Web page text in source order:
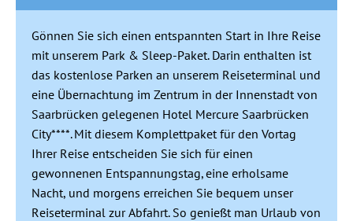
Gönnen Sie sich einen entspannten Start in Ihre Reise
mit unserem Park & Sleep-Paket. Darin enthalten ist
das kostenlose Parken an unserem Reiseterminal und
eine Übernachtung im Zentrum in der Innenstadt von
Saarbrücken gelegenen Hotel Mercure Saarbrücken
City****. Mit diesem Komplettpaket für den Vortag
Ihrer Reise entscheiden Sie sich für einen
gewonnenen Entspannungstag, eine erholsame
Nacht, und morgens erreichen Sie bequem unser
Reiseterminal zur Abfahrt. So genießt man Urlaub von